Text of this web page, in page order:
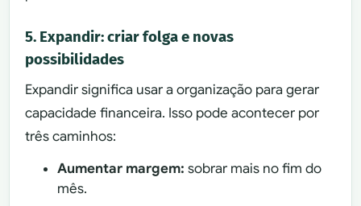
5. Expandir: criar folga e novas
possibilidades
Expandir significa usar a organização para gerar
capacidade financeira. Isso pode acontecer por
três caminhos:
Aumentar margem: sobrar mais no fim do
mês.